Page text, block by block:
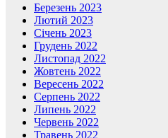
Березень 2023
Лютий 2023
Січень 2023
Грудень 2022
Листопад 2022
Жовтень 2022
Вересень 2022
Серпень 2022
Липень 2022
Червень 2022
Травень 2022